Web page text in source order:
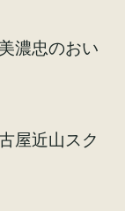
濃忠のおい
屋近山スク